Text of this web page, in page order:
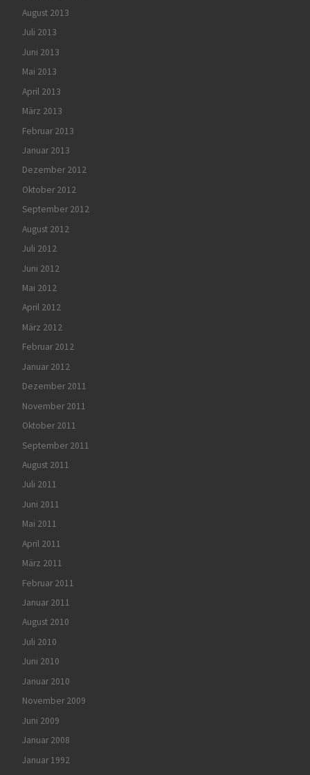
August 2013
Juli 2013
Juni 2013
Mai 2013
April 2013
März 2013
Februar 2013
Januar 2013
Dezember 2012
Oktober 2012
September 2012
August 2012
Juli 2012
Juni 2012
Mai 2012
April 2012
März 2012
Februar 2012
Januar 2012
Dezember 2011
November 2011
Oktober 2011
September 2011
August 2011
Juli 2011
Juni 2011
Mai 2011
April 2011
März 2011
Februar 2011
Januar 2011
August 2010
Juli 2010
Juni 2010
Januar 2010
November 2009
Juni 2009
Januar 2008
Januar 1992